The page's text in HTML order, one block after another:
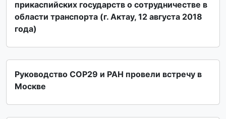
прикаспийских государств о сотрудничестве в
области транспорта (г. Актау, 12 августа 2018
года)
Руководство СОР29 и РАН провели встречу в
Москве